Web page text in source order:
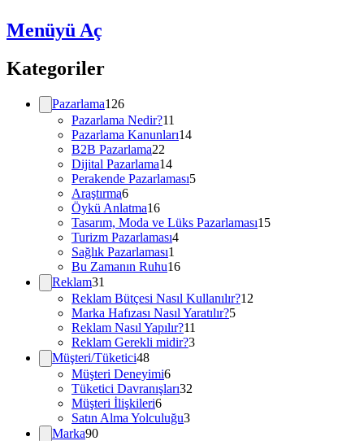
Menüyü Aç
Kategoriler
Pazarlama126
Pazarlama Nedir?11
Pazarlama Kanunları14
B2B Pazarlama22
Dijital Pazarlama14
Perakende Pazarlaması5
Araştırma6
Öykü Anlatma16
Tasarım, Moda ve Lüks Pazarlaması15
Turizm Pazarlaması4
Sağlık Pazarlaması1
Bu Zamanın Ruhu16
Reklam31
Reklam Bütçesi Nasıl Kullanılır?12
Marka Hafızası Nasıl Yaratılır?5
Reklam Nasıl Yapılır?11
Reklam Gerekli midir?3
Müşteri/Tüketici48
Müşteri Deneyimi6
Tüketici Davranışları32
Müşteri İlişkileri6
Satın Alma Yolculuğu3
Marka90